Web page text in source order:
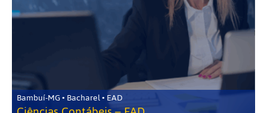
Bambuí-MG • Bacharel • EAD